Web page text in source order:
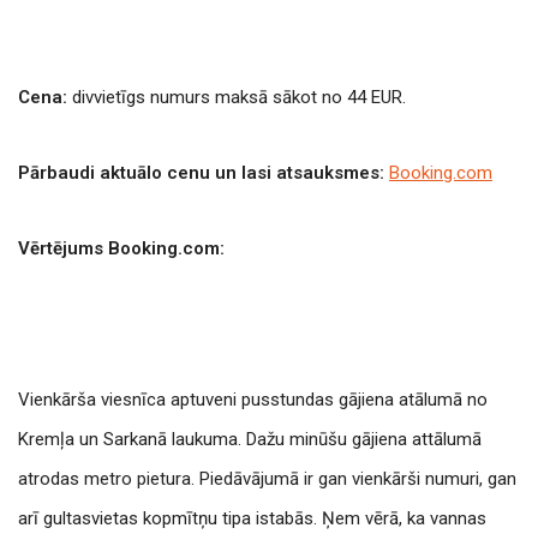
Cena: divvietīgs numurs maksā sākot no 44 EUR.
Pārbaudi aktuālo cenu un lasi atsauksmes: Booking.com
Vērtējums Booking.com:
Vienkārša viesnīca aptuveni pusstundas gājiena atālumā no
Kremļa un Sarkanā laukuma. Dažu minūšu gājiena attālumā
atrodas metro pietura. Piedāvājumā ir gan vienkārši numuri, gan
arī gultasvietas kopmītņu tipa istabās. Ņem vērā, ka vannas